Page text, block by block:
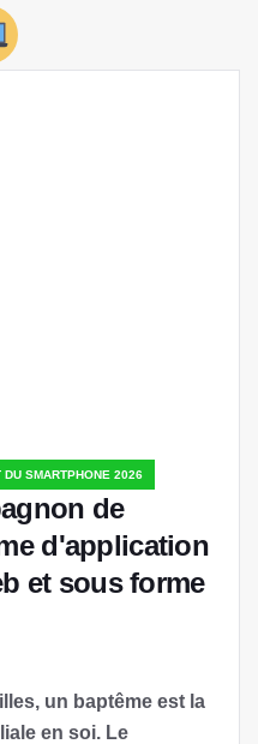
DU SMARTPHONE 2026
de
d'application
et sous forme
un baptême est la
en soi. Le